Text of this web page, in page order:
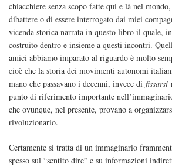
chiacchiere senza scopo fatte qui e là nel
dibattere o di essere interrogato dai miei
vicenda storica narrata in questo libro il quale,
costruito dentro e insieme a questi incontri.
amici abbiamo imparato al riguardo è molto
cioè che la storia dei movimenti autonomi
mano che passavano i decenni, invece di fissarsi
punto di riferimento importante
che ovunque, nel presente, provano a
rivoluzionario.
Certamente si tratta di un immaginario
spesso sul “sentito dire” e su informazioni